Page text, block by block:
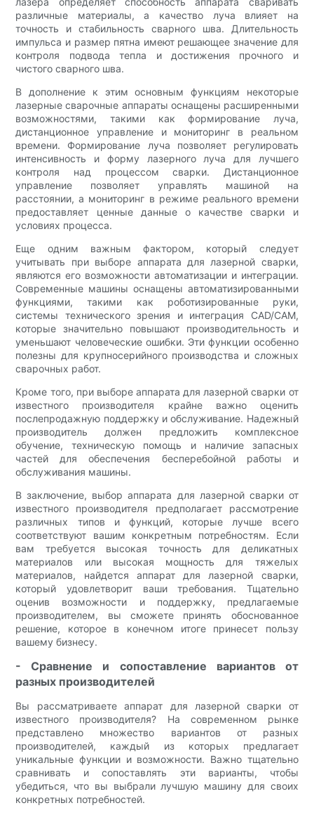
различные материалы, а качество луча влияет на
точность и стабильность сварного шва. Длительность
импульса и размер пятна имеют решающее значение для
контроля подвода тепла и достижения прочного и
чистого сварного шва.
В дополнение к этим основным функциям некоторые
лазерные сварочные аппараты оснащены расширенными
возможностями, такими как формирование луча,
дистанционное управление и мониторинг в реальном
времени. Формирование луча позволяет регулировать
интенсивность и форму лазерного луча для лучшего
контроля над процессом сварки. Дистанционное
управление позволяет управлять машиной на
расстоянии, а мониторинг в режиме реального времени
предоставляет ценные данные о качестве сварки и
условиях процесса.
Еще одним важным фактором, который следует
учитывать при выборе аппарата для лазерной сварки,
являются его возможности автоматизации и интеграции.
Современные машины оснащены автоматизированными
функциями, такими как роботизированные руки,
системы технического зрения и интеграция CAD/CAM,
которые значительно повышают производительность и
уменьшают человеческие ошибки. Эти функции особенно
полезны для крупносерийного производства и сложных
сварочных работ.
Кроме того, при выборе аппарата для лазерной сварки от
известного производителя крайне важно оценить
послепродажную поддержку и обслуживание. Надежный
производитель должен предложить комплексное
обучение, техническую помощь и наличие запасных
частей для обеспечения бесперебойной работы и
обслуживания машины.
В заключение, выбор аппарата для лазерной сварки от
известного производителя предполагает рассмотрение
различных типов и функций, которые лучше всего
соответствуют вашим конкретным потребностям. Если
вам требуется высокая точность для деликатных
материалов или высокая мощность для тяжелых
материалов, найдется аппарат для лазерной сварки,
который удовлетворит ваши требования. Тщательно
оценив возможности и поддержку, предлагаемые
производителем, вы сможете принять обоснованное
решение, которое в конечном итоге принесет пользу
вашему бизнесу.
- Сравнение и сопоставление вариантов от
разных производителей
Вы рассматриваете аппарат для лазерной сварки от
известного производителя? На современном рынке
представлено множество вариантов от разных
производителей, каждый из которых предлагает
уникальные функции и возможности. Важно тщательно
сравнивать и сопоставлять эти варианты, чтобы
убедиться, что вы выбрали лучшую машину для своих
конкретных потребностей.